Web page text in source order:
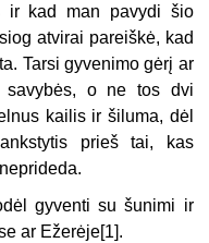
kad man pavydi šio
atvirai pareiškė, kad
Tarsi gyvenimo gėrį ar
savybės, o ne tos dvi
kailis ir šiluma, dėl
prieš tai, kas
gyventi su šunimi ir
ar Ežerėje[1].